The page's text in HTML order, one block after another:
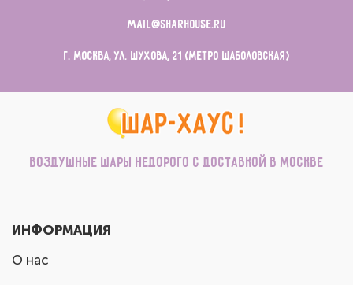
mail@sharhouse.ru
г. Москва, ул. Шухова, 21 (метро Шаболовская)
Воздушные шары недорого с доставкой в Москве
ИНФОРМАЦИЯ
О нас